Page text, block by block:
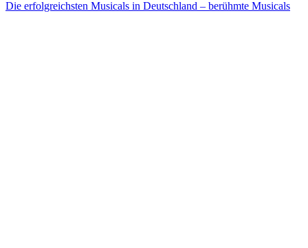
Die erfolgreichsten Musicals in Deutschland – berühmte Musicals